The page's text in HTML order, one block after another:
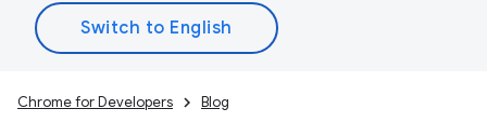
Chrome for Developers Blog